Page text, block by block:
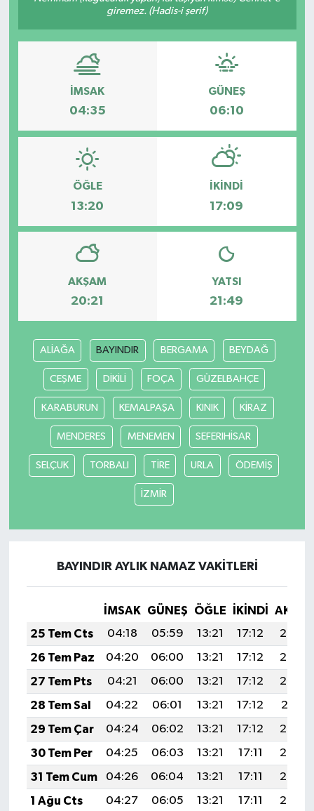
giremez. (Hadis-i şerif)
İMSAK
04:35
GÜNEŞ
06:10
ÖĞLE
13:20
İKINDI
17:09
AKŞAM
20:21
YATSI
21:49
ALİAĞA BAYINDIR BERGAMA BEYDAĞ
CEŞME DİKİLİ FOÇA GÜZELBAHÇE
KARABURUN KEMALPAŞA KINIK KİRAZ
MENDERES MENEMEN SEFERIHİSAR
SELÇUK TORBALI TİRE URLA ÖDEMİŞ
İZMİR
BAYINDIR AYLIK NAMAZ VAKITLERI
İMSAK GÜNEŞ ÖĞLE İKINDI
25 Tem Cts
04:18 05:59 13:21 17:12
20:33
26 Tem Paz
04:20 06:00 13:21 17:12
20:32
27 Tem Pts
04:21 06:00 13:21 17:12
20:32
28 Tem Sal
04:22 06:01 13:21 17:12
20:31
29 Tem Çar
04:24 06:02 13:21 17:12
20:30
30 Tem Per
04:25 06:03 13:21 17:11
20:29
31 Tem Cum
04:26 06:04 13:21 17:11
20:28
1 Ağu Cts
04:27 06:05 13:21 17:11
20:27
Haberde İnsan
Kültür-Sanat
Magazin
Podcast
Politika
Siyaset
Yerel